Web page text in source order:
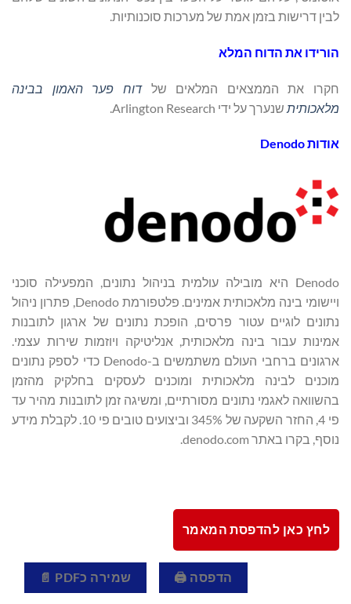
לבין דרישות בזמן אמת של מערכות סוכנותיות.
הורידו את הדוח המלא
חקרו את הממצאים המלאים שלדוח פער האמון בבינה
מלאכותית שנערך על ידי Arlington Research.
אודותDenodo
Denodo היא מובילה עולמית בניהול נתונים, המפעילה סוכני
ויישומי בינה מלאכותית אמינים. פלטפורמת Denodo, פתרון ניהול
נתונים לוגיים עטור פרסים, הופכת נתונים של ארגון לתובנות
אמינות עבור בינה מלאכותית, אנליטיקה ויוזמות שירות עצמי.
ארגונים ברחבי העולם משתמשים ב-Denodo כדי לספק נתונים
מוכנים לבינה מלאכותית ומוכנים לעסקים בחלקיק מהזמן
בהשוואה לאגמי נתונים מסורתיים, ומשיגה זמן לתובנות מהיר עד
פי 4, החזר השקעה של 345% וביצועים טובים פי 10. לקבלת מידע
נוסף, בקרו באתר denodo.com.
לחץ כאן להדפסת המאמר
הדפסה 🖨 שמירה כPDF 📄